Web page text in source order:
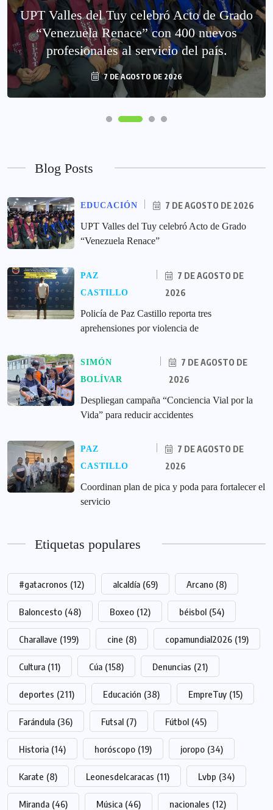
UPT Valles del Tuy celebró Acto de Grado
“Venezuela Renace” con 400 nuevos
profesionales al servicio del país.
7 DE AGOSTO DE 2026
Blog Posts
EDUCACIÓN
7 DE AGOSTO DE 2026
UPT Valles del Tuy celebró Acto de Grado
“Venezuela Renace”
PAZ
CASTILLO
7 DE AGOSTO DE
2026
‎Policía de Paz Castillo reporta tres
aprehensiones por violencia de
SIMÓN
BOLÍVAR
7 DE AGOSTO DE
2026
‎Despliegan campaña “Conciencia Vial por la
Vida” para reducir accidentes
PAZ
CASTILLO
7 DE AGOSTO DE
2026
Coordinan plan de pica y poda para fortalecer el
servicio
Etiquetas populares
#gatacronos (12) alcaldía (69) Arcano (8)
Baloncesto (48) Boxeo (12) béisbol (54)
Charallave (199) cine (8) copamundial2026 (19)
Cultura (11) Cúa (158) Denuncias (21)
deportes (211) Educación (38) EmpreTuy (15)
Farándula (36) Futsal (7) Fútbol (45)
Historia (14) horóscopo (19) joropo (34)
Karate (8) Leonesdelcaracas (11) Lvbp (34)
Miranda (46) Música (46) nacionales (12)